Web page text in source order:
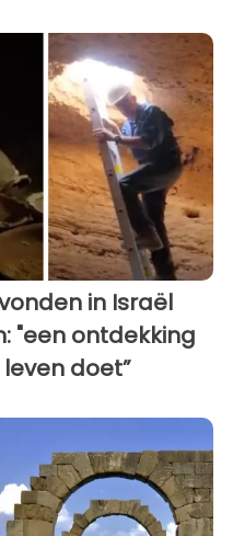
in Israël
"een ontdekking
doet”